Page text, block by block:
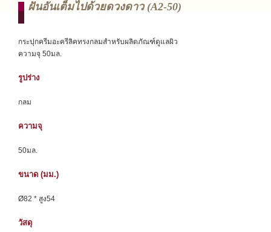
ฝันอันเต็มไปด้วยดวงดาว (a2-50)
กระปุกครีมอะครีลิคทรงกลมสำหรับผลิตภัณฑ์ดูแลผิว
ความจุ 50มล.
รูปร่าง
กลม
ความจุ
50มล.
ขนาด (มม.)
Ø82 * สูง54
วัสดุ